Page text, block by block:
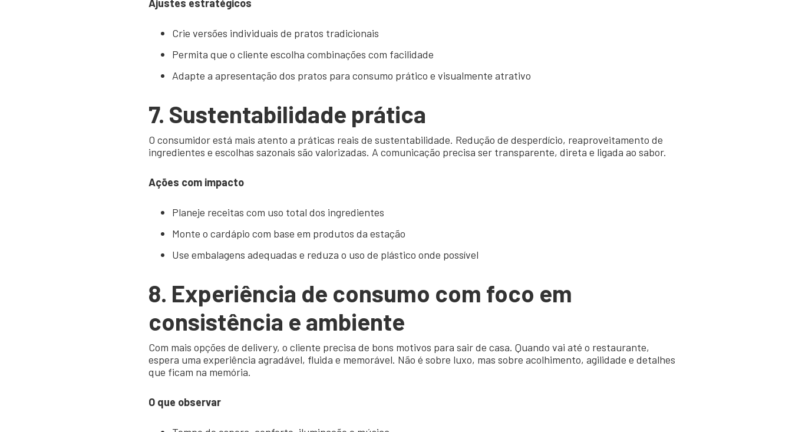
Ajustes estratégicos
Crie versões individuais de pratos tradicionais
Permita que o cliente escolha combinações com facilidade
Adapte a apresentação dos pratos para consumo prático e visualmente atrativo
7. Sustentabilidade prática
O consumidor está mais atento a práticas reais de sustentabilidade. Redução de desperdício, reaproveitamento de
ingredientes e escolhas sazonais são valorizadas. A comunicação precisa ser transparente, direta e ligada ao sabor.
Ações com impacto
Planeje receitas com uso total dos ingredientes
Monte o cardápio com base em produtos da estação
Use embalagens adequadas e reduza o uso de plástico onde possível
8. Experiência de consumo com foco em
consistência e ambiente
Com mais opções de delivery, o cliente precisa de bons motivos para sair de casa. Quando vai até o restaurante,
espera uma experiência agradável, fluida e memorável. Não é sobre luxo, mas sobre acolhimento, agilidade e detalhes
que ficam na memória.
O que observar